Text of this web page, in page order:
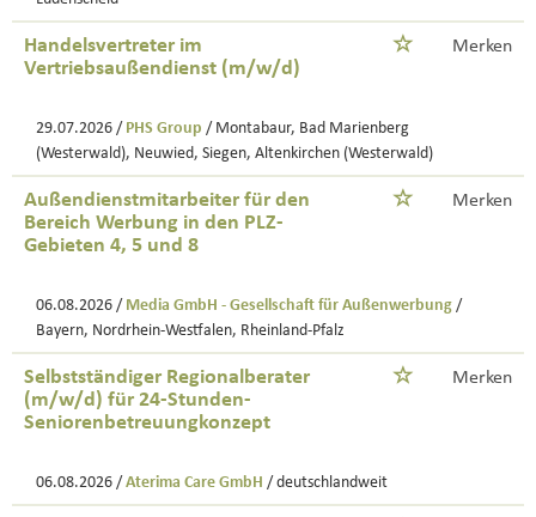
Handelsvertreter im
Vertriebsaußendienst (m/w/d)
Merken
29.07.2026 / PHS Group / Montabaur, Bad Marienberg
(Westerwald), Neuwied, Siegen, Altenkirchen (Westerwald)
Außendienstmitarbeiter für den
Bereich Werbung in den PLZ-
Gebieten 4, 5 und 8
Merken
06.08.2026 / Media GmbH - Gesellschaft für Außenwerbung /
Bayern, Nordrhein-Westfalen, Rheinland-Pfalz
Selbstständiger Regionalberater
(m/w/d) für 24-Stunden-
Seniorenbetreuungkonzept
Merken
06.08.2026 / Aterima Care GmbH / deutschlandweit